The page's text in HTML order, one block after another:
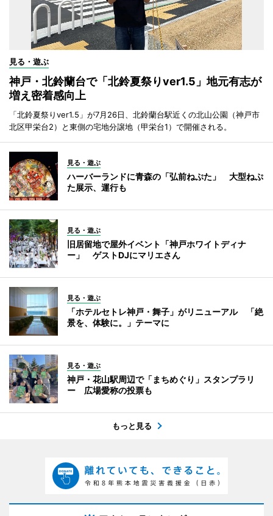
見る・遊ぶ
神戸・北鈴蘭台で「北鈴夏祭りver1.5」地元有志が
増え密着感向上
「北鈴夏祭りver1.5」が7月26日、北鈴蘭台駅近くの北山公園（神戸市
北区甲栄台2）と東側の宅地分譲地（甲栄台1）で開催される。
見る・遊ぶ
ハーバーランドに青森の「弘前ねぷた」 大型ねぷ
た展示、運行も
見る・遊ぶ
旧居留地で屋外イベント「神戸ホワイトディナ
ー」 ゲストDJにマリエさん
見る・遊ぶ
「ホテルセトレ神戸・舞子」がリニューアル 「絶
景を、体験に。」テーマに
見る・遊ぶ
神戸・花山駅周辺で「まちめぐり」スタンプラリ
ー 広場愛称の投票も
もっと見る